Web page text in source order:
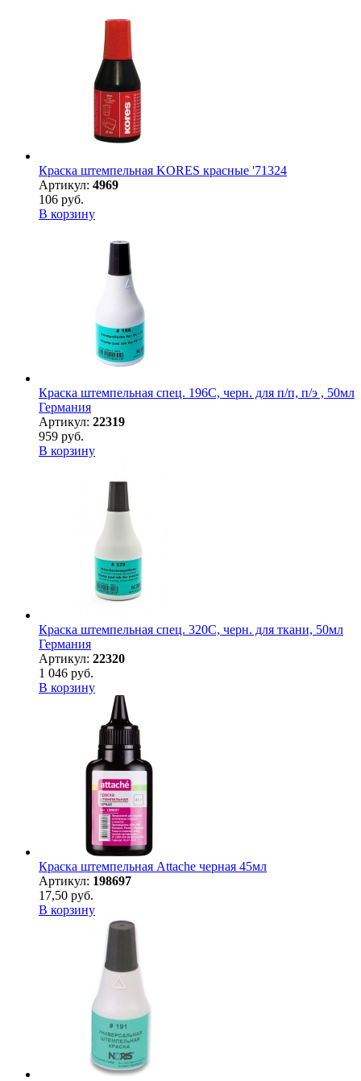
Краска штемпельная KORES красные '71324
Артикул: 4969
106 руб.
В корзину
Краска штемпельная спец. 196С, черн. для п/п, п/э , 50мл
Германия
Артикул: 22319
959 руб.
В корзину
Краска штемпельная спец. 320С, черн. для ткани, 50мл
Германия
Артикул: 22320
1 046 руб.
В корзину
Краска штемпельная Attache черная 45мл
Артикул: 198697
17,50 руб.
В корзину